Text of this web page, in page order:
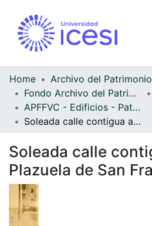
Home
Fondo Archivo del Patrimonio Fotográfico y Fílmico del Valle del Cauca
APFFVC - Edificios - Patrimonial
Soleada calle contigua a la Plazuela de San Francisco
Soleada calle
Plazuela de San